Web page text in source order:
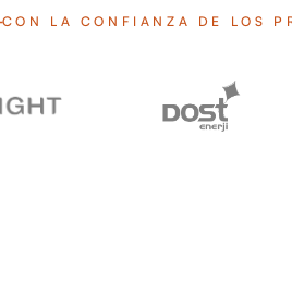
CON LA CONFIANZA DE LOS